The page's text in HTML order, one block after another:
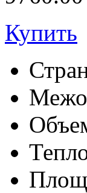
Купить